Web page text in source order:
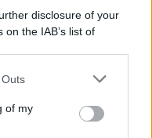
disclosure of your
the IAB’s list of
by us to third parties
of my